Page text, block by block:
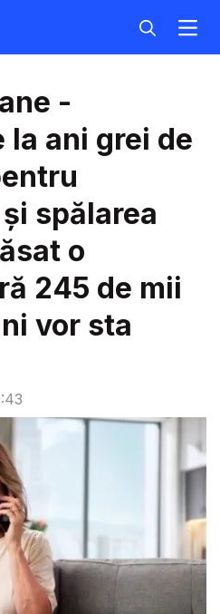
-
la ani grei de
spălarea
o
245 de mii
vor sta